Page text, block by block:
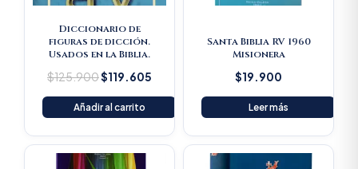
Diccionario de
figuras de dicción.
Usados en la Biblia.
$125.900$119.605
Añadir al carrito
Santa Biblia RV 1960
Misionera
$19.900
Leer más